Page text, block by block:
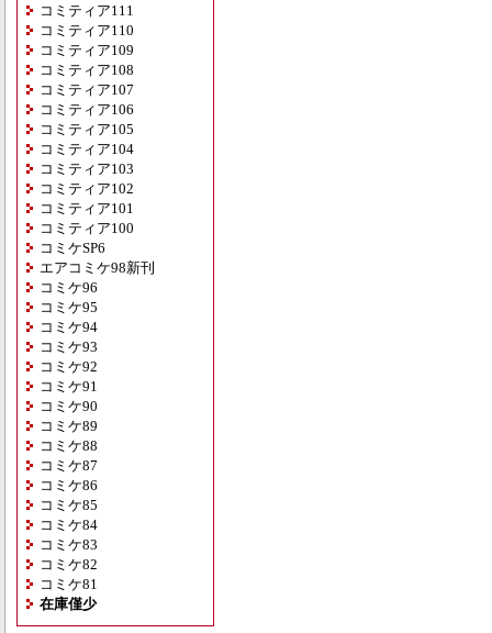
コミティア111
コミティア110
コミティア109
コミティア108
コミティア107
コミティア106
コミティア105
コミティア104
コミティア103
コミティア102
コミティア101
コミティア100
コミケSP6
エアコミケ98新刊
コミケ96
コミケ95
コミケ94
コミケ93
コミケ92
コミケ91
コミケ90
コミケ89
コミケ88
コミケ87
コミケ86
コミケ85
コミケ84
コミケ83
コミケ82
コミケ81
在庫僅少